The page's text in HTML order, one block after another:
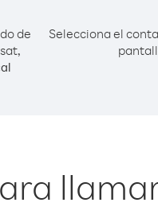
de
Selecciona el